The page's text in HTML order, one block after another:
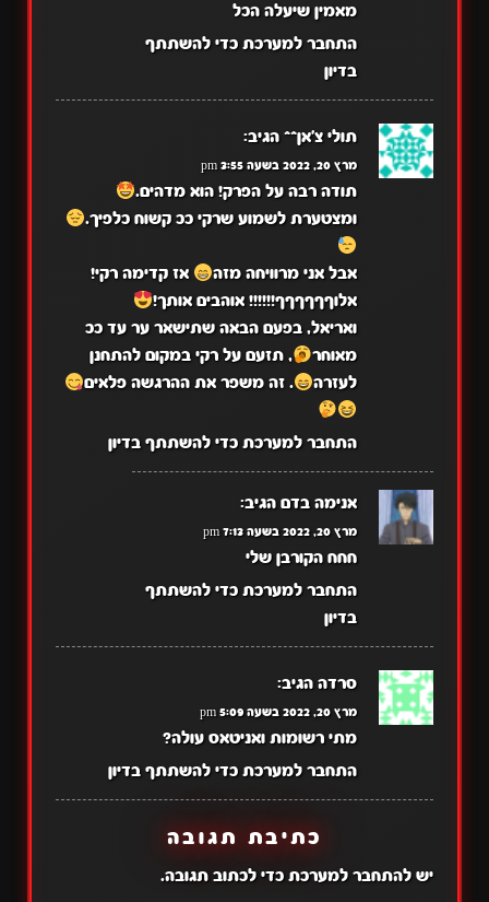
מאמין שיעלה הכל
התחבר למערכת כדי להשתתף
בדיון
תולי צ'אן^^ הגיב:
מרץ 20, 2022 בשעה 3:55 pm
תודה רבה על הפרק! הוא מדהים.
ומצטערת לשמוע שרקי ככ קשוח כלפיך.
אבל אני מרוויחה מזה
אז קדימה רקי!
אלוףףףףףף!!!!!! אוהבים אותך!
ואריאל, בפעם הבאה שתישאר ער עד ככ
מאוחר
, תזעם על רקי במקום להתחנן
לעזרה
. זה משפר את ההרגשה פלאים
התחבר למערכת כדי להשתתף בדיון
אנימה בדם הגיב:
מרץ 20, 2022 בשעה 7:13 pm
חחח הקורבן שלי
התחבר למערכת כדי להשתתף
בדיון
סרדה הגיב:
מרץ 20, 2022 בשעה 5:09 pm
מתי רשומות ואניטאס עולה?
התחבר למערכת כדי להשתתף בדיון
כתיבת תגובה
יש להתחבר למערכתכדי לכתוב תגובה.